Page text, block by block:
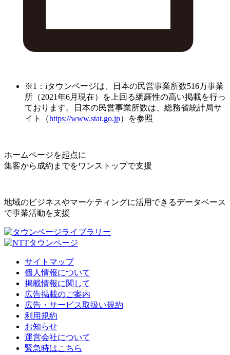
※1：iタウンページは、日本の民営事業所数516万事業
所（2021年6月現在）を上回る網羅性の高い掲載を行っ
ております。日本の民営事業所数は、総務省統計局サ
イト（https://www.stat.go.jp）を参照
ホームページを起点に
集客から成約までをワンストップで支援
地域のビジネスやマーケティングに活用できるデータベース
で事業活動を支援
サイトマップ
個人情報について
掲載情報に関して
広告掲載のご案内
広告・サービス取扱い規約
利用規約
お知らせ
運営会社について
緊急時はこちら